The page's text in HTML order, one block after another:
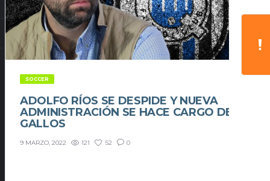
SOCCER
ADOLFO RÍOS SE DESPIDE Y NUEVA
ADMINISTRACIÓN SE HACE CARGO DE
GALLOS
9 MARZO, 2022 121 52 0